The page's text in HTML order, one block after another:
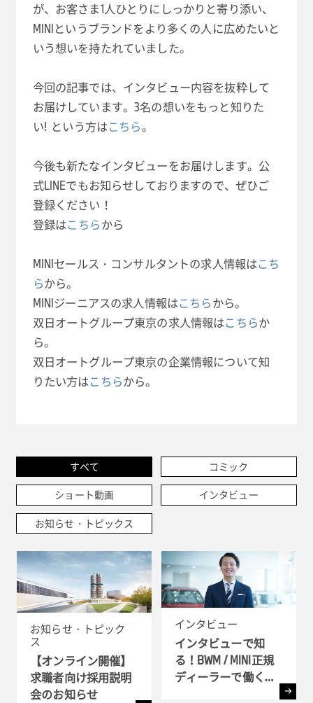
が、お客さま1人ひとりにしっかりと寄り添い、
MINIというブランドをより多くの人に広めたいと
いう想いを持たれていました。
今回の記事では、インタビュー内容を抜粋して
お届けしています。3名の想いをもっと知りた
い! という方はこちら。
今後も新たなインタビューをお届けします。公
式LINEでもお知らせしておりますので、ぜひご
登録ください！
登録はこちらから
MINIセールス・コンサルタントの求人情報はこち
らから。
MINIジーニアスの求人情報はこちらから。
双日オートグループ東京の求人情報はこちらか
ら。
双日オートグループ東京の企業情報について知
りたい方はこちらから。
すべて コミック
ショート動画 インタビュー
お知らせ・トピックス
お知らせ・トピック
ス
【オンライン開催】
求職者向け採用説明
会のお知らせ
インタビュー
インタビューで知
る！BWM / MINI正規
ディーラーで働く理